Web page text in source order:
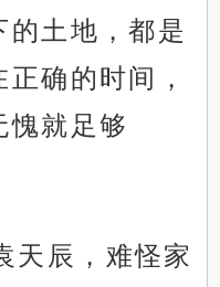
土地，都是
确的时间，
愧就足够
天辰，难怪家